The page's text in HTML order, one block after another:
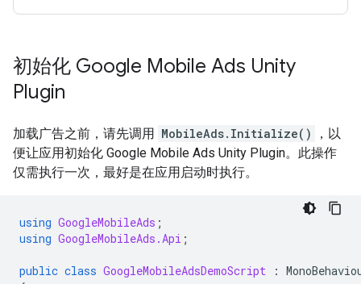
初始化 Google Mobile Ads Unity
Plugin
加载广告之前，请先调用 MobileAds.Initialize()
，以
便让应用初始化 Google Mobile Ads Unity Plugin。此操作
仅需执行一次，最好是在应用启动时执行。
using GoogleMobileAds ;
using GoogleMobileAds.Api ;
public class GoogleMobileAdsDemoScript :